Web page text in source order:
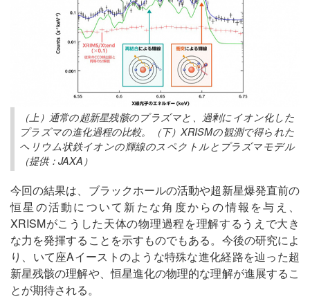
（上）通常の超新星残骸のプラズマと、過剰にイオン化した
プラズマの進化過程の比較。（下）XRISMの観測で得られた
ヘリウム状鉄イオンの輝線のスペクトルとプラズマモデル
（提供：JAXA）
今回の結果は、ブラックホールの活動や超新星爆発直前の
恒星の活動について新たな角度からの情報を与え、
XRISMがこうした天体の物理過程を理解するうえで大き
な力を発揮することを示すものでもある。今後の研究によ
り、いて座Aイーストのような特殊な進化経路を辿った超
新星残骸の理解や、恒星進化の物理的な理解が進展するこ
とが期待される。